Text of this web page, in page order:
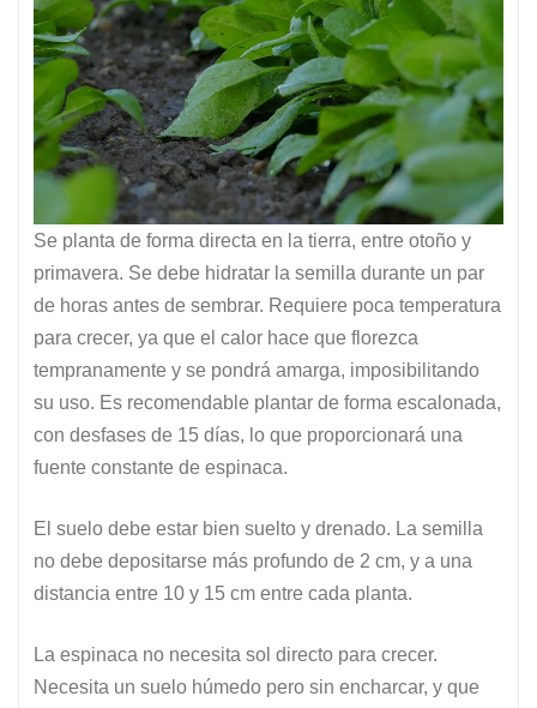
Se planta de forma directa en la tierra, entre otoño y
primavera. Se debe hidratar la semilla durante un par
de horas antes de sembrar. Requiere poca temperatura
para crecer, ya que el calor hace que florezca
tempranamente y se pondrá amarga, imposibilitando
su uso. Es recomendable plantar de forma escalonada,
con desfases de 15 días, lo que proporcionará una
fuente constante de espinaca.
El suelo debe estar bien suelto y drenado. La semilla
no debe depositarse más profundo de 2 cm, y a una
distancia entre 10 y 15 cm entre cada planta.
La espinaca no necesita sol directo para crecer.
Necesita un suelo húmedo pero sin encharcar, y que